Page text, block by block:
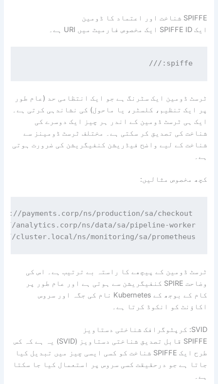
SPIFFE شناخت اور اعتماد کا ڈومین
ایک SPIFFE ID ایک مخصوص فارمیٹ میں URI ہے۔
spiffe://
/
ٹرسٹ ڈومین ایک سٹرنگ ہے جو ایک انتظامی حد (عام طور
پر ایک تنظیم، کلسٹر، یا ماحول) کی نشاندہی کرتی ہے۔
ایک ہی ٹرسٹ ڈومین کے اندر ہر چیز ایک دوسرے کی
شناخت کی تصدیق کر سکتی ہے۔ مختلف ٹرسٹ ڈومینز سے
شناخت کے لیے واضح فیڈریشن کنفیگریشن کی ضرورت ہوتی
ہے۔
کچھ مخصوص مثالیں:
cluster.local/ns/monitoring/sa/prometheus
ٹرسٹ ڈومین کے پیچھے کا راستہ بے ترتیب ہے۔ اس کی
وضاحت SPIRE کنفیگریشن سے ہوتی ہے اور عام طور پر
کام کے بوجھ کے Kubernetes نام کی جگہ اور سروس
اکاؤنٹ کو انکوڈ کرتا ہے۔
SVID: کرپٹوگرافک شناختی دستاویز
SPIFFE قابل تصدیق شناختی دستاویز (SVID) یہ ہے کہ کس
طرح ایک SPIFFE شناخت کو کسی ایسی چیز میں تبدیل کیا
جاتا ہے جو درحقیقت کسی سروس پر استعمال کیا جا سکتا
ہے۔